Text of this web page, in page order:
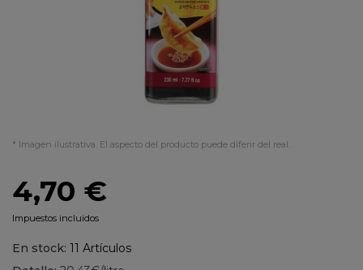
* Imagen ilustrativa. El aspecto del producto puede diferir del real.
4,70 €
Impuestos incluidos
En stock: 11 Artículos